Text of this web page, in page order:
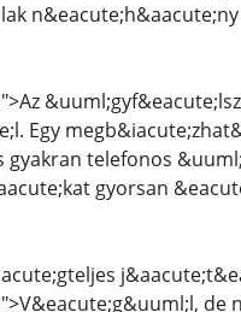
Egy
telefonos
gyorsan